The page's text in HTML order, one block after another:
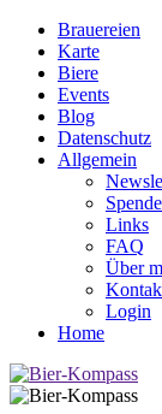
Brauereien
Karte
Biere
Events
Blog
Datenschutz
Allgemein
Links
FAQ
Über
Login
Home